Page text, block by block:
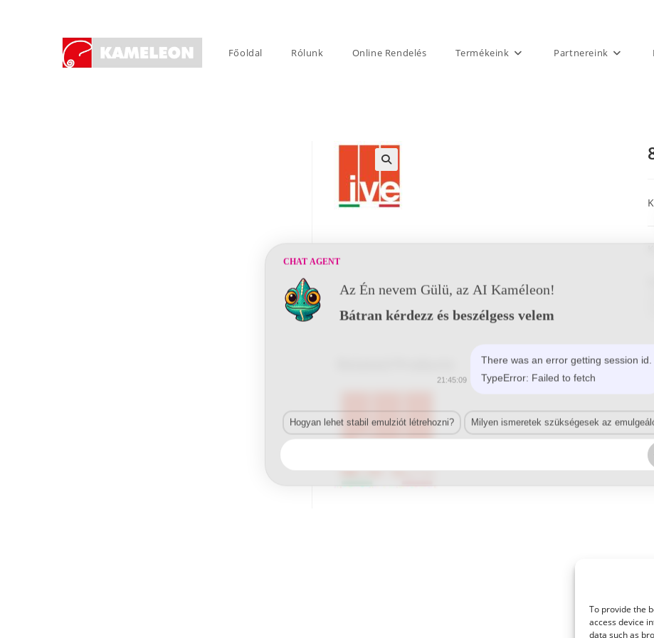
To provide the
access device
data such as
Főoldal Rólunk Online Rendelés Termékeink Partnereink
CHAT AGENT
Az Én nevem Gülü, az AI Kaméleon!
Bátran kérdezz és beszélgess velem
There was an error getting session id.
TypeError: Failed to fetch
21:45:09
Hogyan lehet stabil emulziót létrehozni? Milyen ismeretek szükségesek az